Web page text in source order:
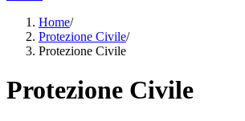
Home/
Protezione Civile/
Protezione Civile
Protezione Civile